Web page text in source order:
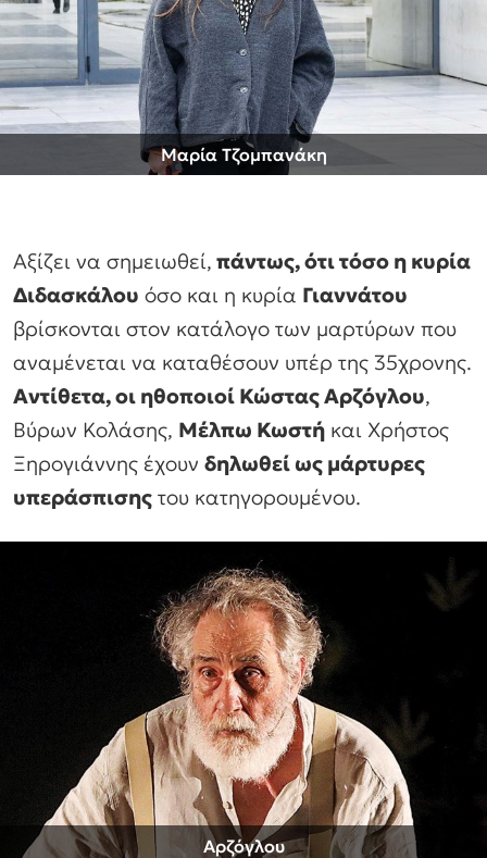
Μαρία Τζομπανάκη
Αξίζει να σημειωθεί, πάντως, ότι τόσο η κυρία
Διδασκάλου όσο και η κυρία Γιαννάτου
βρίσκονται στον κατάλογο των μαρτύρων που
αναμένεται να καταθέσουν υπέρ της 35χρονης.
Αντίθετα, οι ηθοποιοί Κώστας Αρζόγλου,
Βύρων Κολάσης, Μέλπω Κωστή και Χρήστος
Ξηρογιάννης έχουν δηλωθεί ως μάρτυρες
υπεράσπισης του κατηγορουμένου.
Aρζόγλου